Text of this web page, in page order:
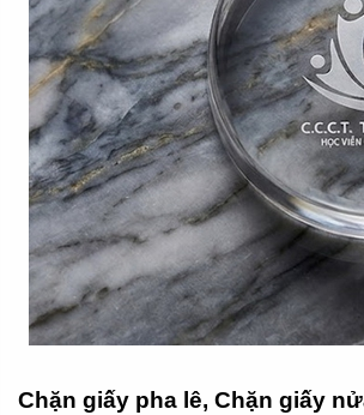
Chặn giấy pha lê, Chặn giấy